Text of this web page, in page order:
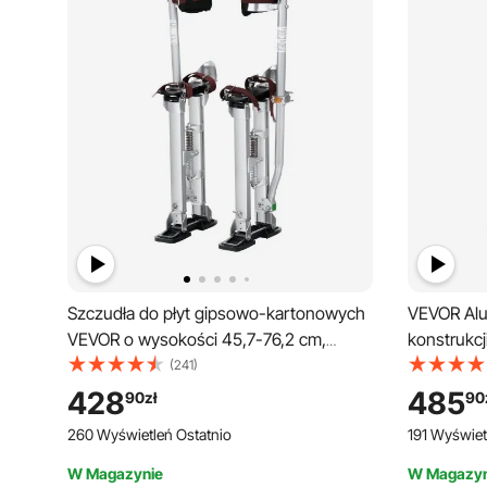
Szczudła do płyt gipsowo-kartonowych
VEVOR o wysokości 45,7-76,2 cm,
aluminiowe, z regulacją wysokości, do
konstrukcji sufitów, udźwig 103 kg,
szczudła malarskie o długości stopy 27-
29 cm, do malowania, dekoracji wnętrz,
przycinania drzew, prac elektrycznych
(241)
42890zł
260 Wyświetleń Ostatnio
W Magazynie
VEVOR
gipsowo-
Szczudła
stopy
domowe
48590
191
W